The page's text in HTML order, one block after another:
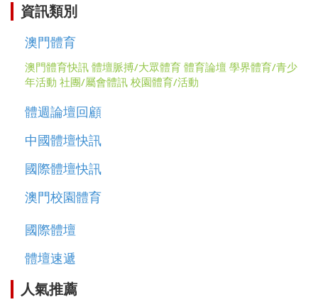
資訊類別
澳門體育
澳門體育快訊 體壇脈搏/大眾體育 體育論壇 學界體育/青少
年活動 社團/屬會體訊 校園體育/活動
體週論壇回顧
中國體壇快訊
國際體壇快訊
澳門校園體育
國際體壇
體壇速遞
人氣推薦